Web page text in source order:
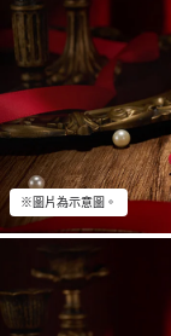
※圖片為示意圖。